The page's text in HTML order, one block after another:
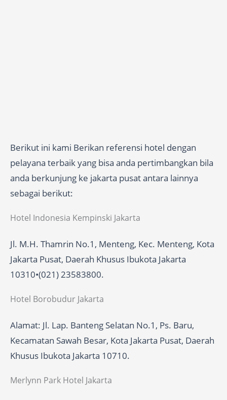
Berikut ini kami Berikan referensi hotel dengan
pelayana terbaik yang bisa anda pertimbangkan bila
anda berkunjung ke jakarta pusat antara lainnya
sebagai berikut:
Hotel Indonesia Kempinski Jakarta
Jl. M.H. Thamrin No.1, Menteng, Kec. Menteng, Kota
Jakarta Pusat, Daerah Khusus Ibukota Jakarta
10310•(021) 23583800.
Hotel Borobudur Jakarta
Alamat: Jl. Lap. Banteng Selatan No.1, Ps. Baru,
Kecamatan Sawah Besar, Kota Jakarta Pusat, Daerah
Khusus Ibukota Jakarta 10710.
Merlynn Park Hotel Jakarta